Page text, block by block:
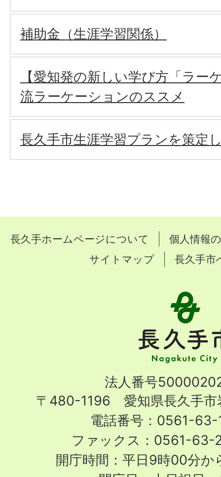
補助金（生涯学習関係）
【愛知発の新しい学び方「ラー
流ラーケーションのススメ
長久手市生涯学習プランを策定
長久手ホームページについて
個人情報
サイトマップ
長久手市
手
市
City
法人番号
〒480-1196 愛知県長久手市
電話番号：0561-63-
ファックス：0561-63-
開庁時間：平日9時00分